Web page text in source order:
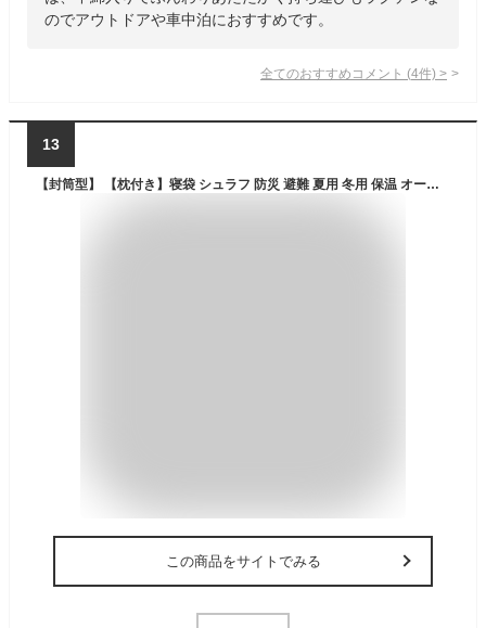
のでアウトドアや車中泊におすすめです。
全てのおすすめコメント (4件) >
13
【封筒型】 【枕付き】寝袋 シュラフ 防災 避難 夏用 冬用 保温 オールシーズン 洗える 洗濯 E200 寝返り 軽量 耐寒 あったかい キャンプ レジャー コンパクト アウトドア 通気性 オールシーズン 車中泊
この商品をサイトでみる